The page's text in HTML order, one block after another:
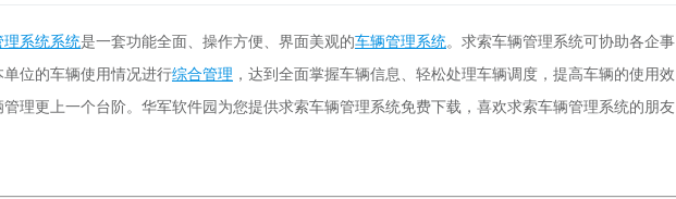
理系统系统是一套功能全面、操作方便、界面美观的车辆管理系统。求索车辆管理系统可协助各企事
单位的车辆使用情况进行综合管理 ，达到全面掌握车辆信息、轻松处理车辆调度，提高车辆的使用效
理更上一个台阶。 华军软件园为您提供求索车辆管理系统免费下载，喜欢求索车辆管理系统的朋友